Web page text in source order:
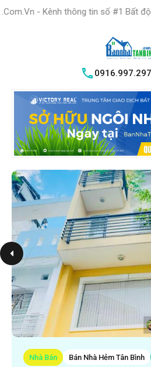
thông tin số #1 Bất động sản quận
0916.997.297
Nhà Bán Bán Nhà Hẻm Tân Bình
HỆ THỐNG TRUNG
TÂM GIAO DỊCH BĐS TỐT
TÂN BÌNH VICTORY REAL